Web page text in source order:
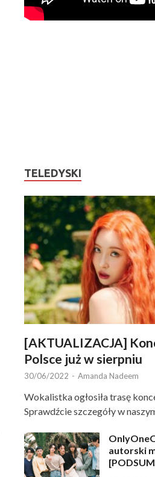
TELEDYSKI
[AKTUALIZACJA]
Polsce już w sierpniu
30/06/2022 - Amanda Nadeem
Wokalistka ogłosiła trasę
Sprawdźcie szczegóły w
autorski